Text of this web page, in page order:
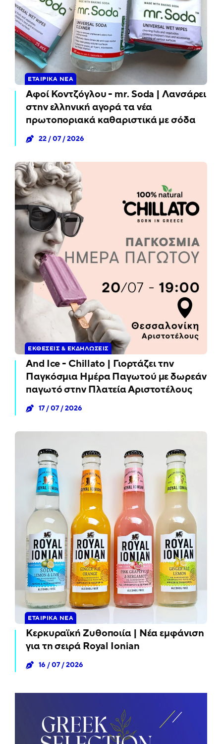
ΕΤΑΙΡΙΚΆ ΝΈΑ
Αφοί Κοντζόγλου - mr. Soda | Λανσάρει
στην ελληνική αγορά τα νέα
πρωτοποριακά καθαριστικά με σόδα
22 / 07 / 2026
ΕΚΘΈΣΕΙΣ & ΕΚΔΗΛΏΣΕΙΣ
And Ice - Chillato | Γιορτάζει την
Παγκόσμια Ημέρα Παγωτού με δωρεάν
παγωτό στην Πλατεία Αριστοτέλους
17 / 07 / 2026
ΕΤΑΙΡΙΚΆ ΝΈΑ
Κερκυραϊκή Ζυθοποιία | Νέα εμφάνιση
για τη σειρά Royal Ionian
16 / 07 / 2026